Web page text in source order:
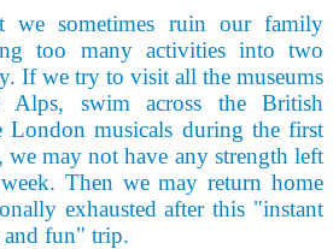
we sometimes ruin our family
too many activities into two
If we try to visit all the museums
swim across the British
London musicals during the first
may not have any strength left
Then we may return home
exhausted after this "instant
and fun" trip.